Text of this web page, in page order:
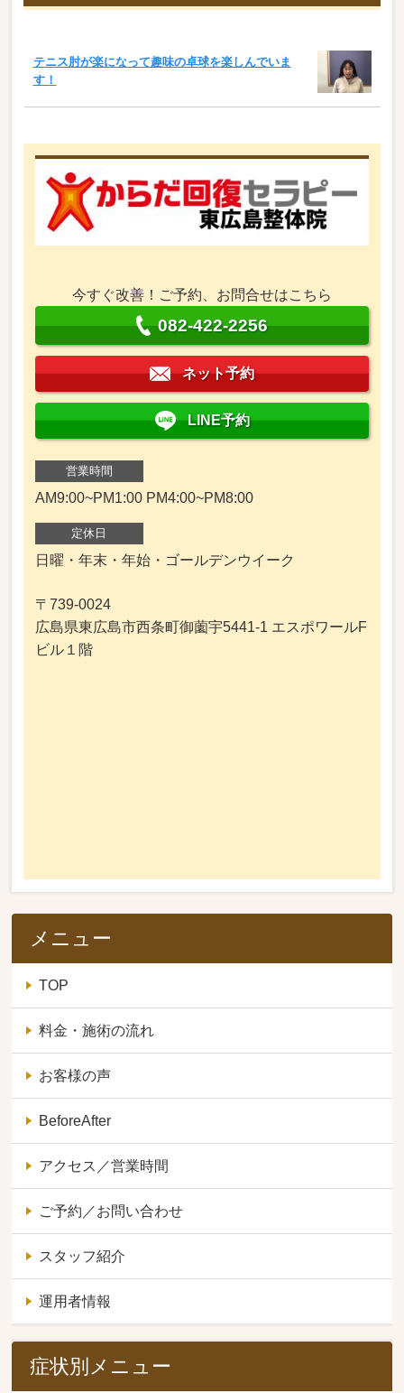
テニス肘が楽になって趣味の卓球を楽しんでいま
す！
今すぐ改善！ご予約、お問合せはこちら
082-422-2256
ネット予約
LINE予約
営業時間
AM9:00~PM1:00 PM4:00~PM8:00
定休日
日曜・年末・年始・ゴールデンウイーク
〒739-0024
広島県東広島市西条町御薗宇5441-1 エスポワールF
ビル１階
メニュー
TOP
料金・施術の流れ
お客様の声
BeforeAfter
アクセス／営業時間
ご予約／お問い合わせ
スタッフ紹介
運用者情報
症状別メニュー